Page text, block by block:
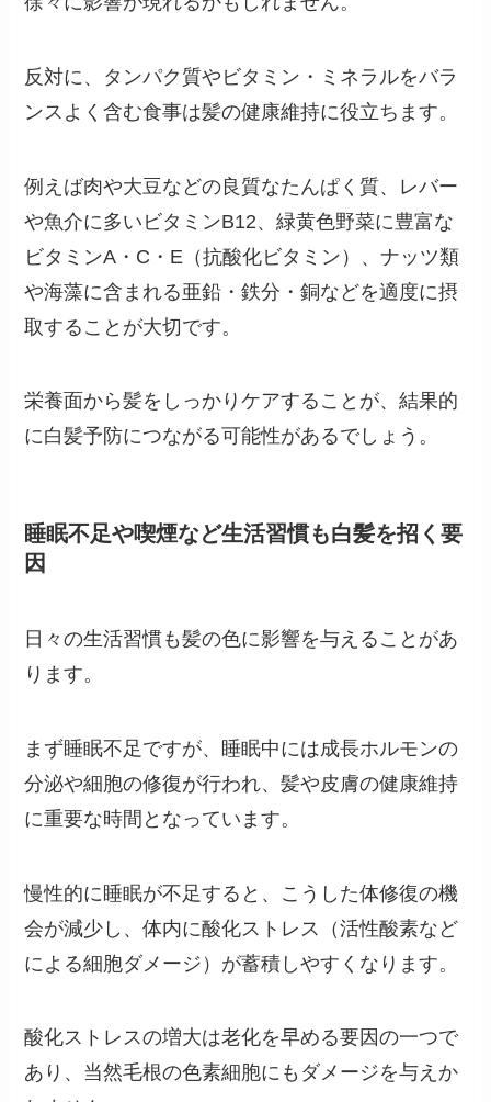
反対に、タンパク質やビタミン・ミネラルをバラ
ンスよく含む食事は髪の健康維持に役立ちます。
例えば肉や大豆などの良質なたんぱく質、レバー
や魚介に多いビタミンB12、緑黄色野菜に豊富な
ビタミンA・C・E（抗酸化ビタミン）、ナッツ類
や海藻に含まれる亜鉛・鉄分・銅などを適度に摂
取することが大切です。
栄養面から髪をしっかりケアすることが、結果的
に白髪予防につながる可能性があるでしょう。
睡眠不足や喫煙など生活習慣も白髪を招く要
因
日々の生活習慣も髪の色に影響を与えることがあ
ります。
まず睡眠不足ですが、睡眠中には成長ホルモンの
分泌や細胞の修復が行われ、髪や皮膚の健康維持
に重要な時間となっています。
慢性的に睡眠が不足すると、こうした体修復の機
会が減少し、体内に酸化ストレス（活性酸素など
による細胞ダメージ）が蓄積しやすくなります。
酸化ストレスの増大は老化を早める要因の一つで
あり、当然毛根の色素細胞にもダメージを与えか